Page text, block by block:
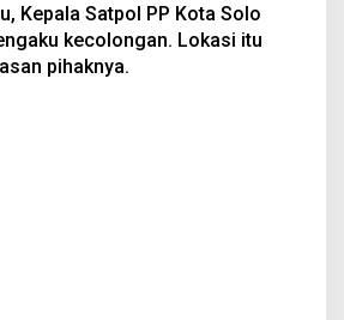
Kepala Satpol PP Kota Solo
kecolongan. Lokasi itu
pihaknya.